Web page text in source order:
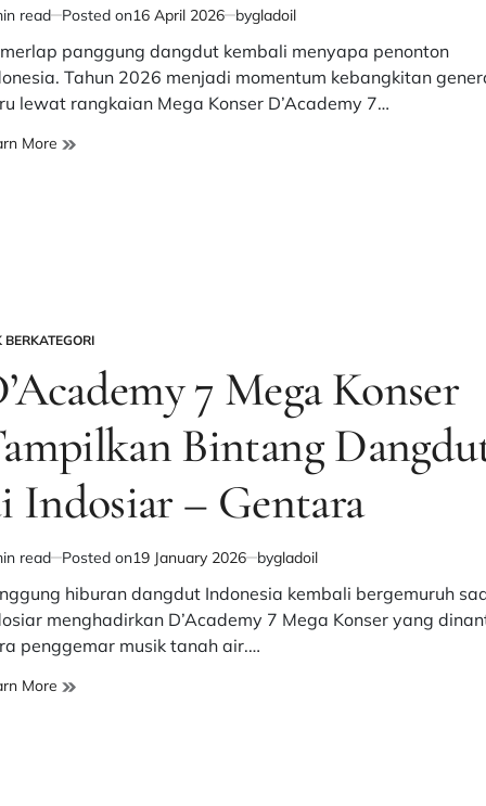
read Posted on16 April 2026 bygladoil
panggung dangdut kembali menyapa penonton
Tahun 2026 menjadi momentum kebangkitan
lewat rangkaian Mega Konser D’Academy 7…
More Mega
–
Radio
TV
BERKATEGORI
7 Mega Konser
Bintang
Indosiar – Gentara
read Posted on19 January 2026 bygladoil
hiburan dangdut Indonesia kembali bergemuruh
menghadirkan D’Academy 7 Mega Konser yang
penggemar musik tanah air.…
More D’Academy